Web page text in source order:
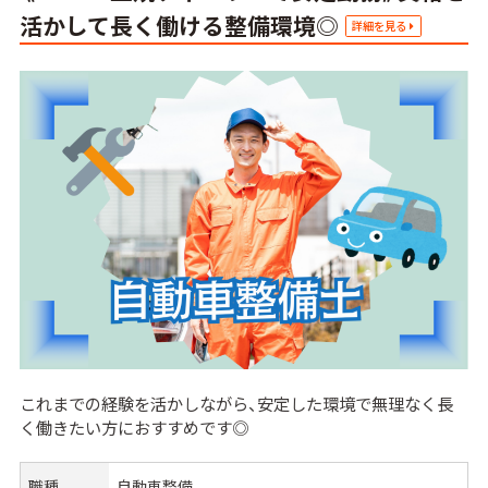
活かして長く働ける整備環境◎
詳細を見る
これまでの経験を活かしながら、安定した環境で無理なく長
く働きたい方におすすめです◎